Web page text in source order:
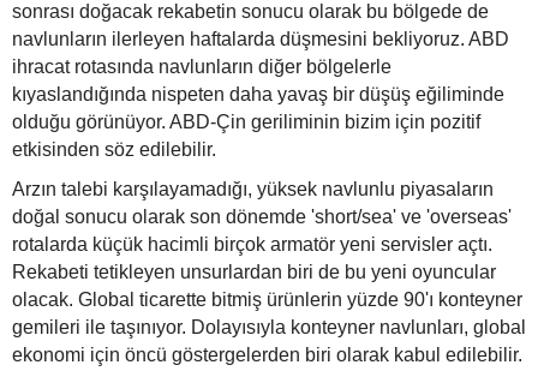
sonrası doğacak rekabetin sonucu olarak bu bölgede de
navlunların ilerleyen haftalarda düşmesini bekliyoruz. ABD
ihracat rotasında navlunların diğer bölgelerle
kıyaslandığında nispeten daha yavaş bir düşüş eğiliminde
olduğu görünüyor. ABD-Çin geriliminin bizim için pozitif
etkisinden söz edilebilir.
Arzın talebi karşılayamadığı, yüksek navlunlu piyasaların
doğal sonucu olarak son dönemde 'short/sea' ve 'overseas'
rotalarda küçük hacimli birçok armatör yeni servisler açtı.
Rekabeti tetikleyen unsurlardan biri de bu yeni oyuncular
olacak. Global ticarette bitmiş ürünlerin yüzde 90'ı konteyner
gemileri ile taşınıyor. Dolayısıyla konteyner navlunları, global
ekonomi için öncü göstergelerden biri olarak kabul edilebilir.